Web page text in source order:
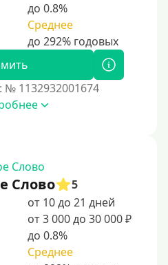
(Contact)
быстрых платежей (СБП)
до 0.8%
Среднее
1132932001674
Слово
5
от 10 до 21 дней
от 3 000 до 30 000 ₽
до 0.8%
Среднее